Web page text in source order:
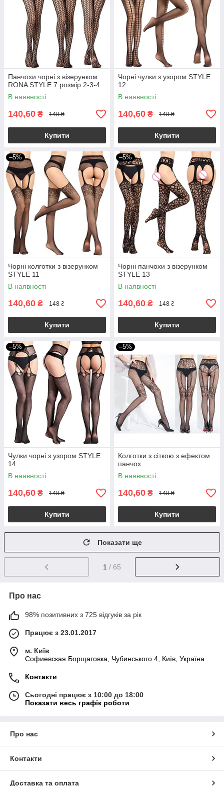
Панчохи чорні з візерунком
RONA STYLE 7 розмір 2-3-4
В наявності
140,60 ₴ 148 ₴
Купити
Чорні чулки з узором STYLE
12
В наявності
140,60 ₴ 148 ₴
Купити
–5%
Чорні колготки з візерунком
STYLE 11
В наявності
140,60 ₴ 148 ₴
Купити
–5%
Чорні панчохи з візерунком
STYLE 13
В наявності
140,60 ₴ 148 ₴
Купити
–5%
Чулки чорні з узором STYLE
14
В наявності
140,60 ₴ 148 ₴
Купити
–5%
Колготки з сіткою з ефектом
панчох
В наявності
140,60 ₴ 148 ₴
Купити
Показати ще
1 / 65
Про нас
98% позитивних з 725 відгуків за рік
Працює з 23.01.2017
м. Київ
Софиевская Борщаговка, Чубинського 4, Київ, Україна
Контакти
Сьогодні працює з 10:00 до 18:00
Показати весь графік роботи
Про нас
Контакти
Доставка та оплата